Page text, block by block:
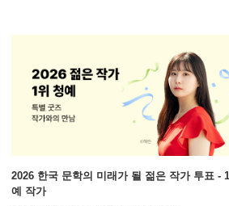
2026 한국 문학의 미래가 될 젊은 작가 투표 -
예 작가